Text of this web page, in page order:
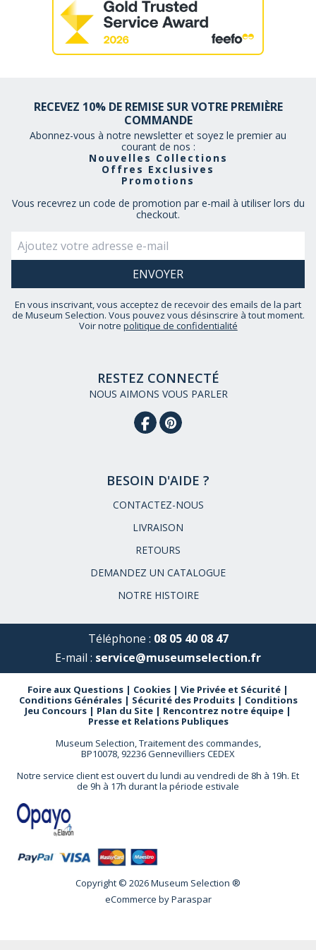
RECEVEZ 10% DE REMISE SUR VOTRE PREMIÈRE
COMMANDE
Abonnez-vous à notre newsletter et soyez le premier au
courant de nos :
Nouvelles Collections
Offres Exclusives
Promotions
Vous recevrez un code de promotion par e-mail à utiliser lors du
checkout.
En vous inscrivant, vous acceptez de recevoir des emails de la part
de Museum Selection. Vous pouvez vous désinscrire à tout moment.
Voir notre politique de confidentialité
RESTEZ CONNECTÉ
NOUS AIMONS VOUS PARLER
BESOIN D'AIDE ?
CONTACTEZ-NOUS
LIVRAISON
RETOURS
DEMANDEZ UN CATALOGUE
NOTRE HISTOIRE
Téléphone : 08 05 40 08 47
E-mail : service@museumselection.fr
Foire aux Questions | Cookies | Vie Privée et Sécurité |
Conditions Générales| Sécurité des Produits| Conditions
Jeu Concours | Plan du Site | Rencontrez notre équipe |
Presse et Relations Publiques
Museum Selection, Traitement des commandes,
BP10078, 92236 Gennevilliers CEDEX
Notre service client est ouvert du lundi au vendredi de 8h à 19h. Et
de 9h à 17h durant la période estivale
Copyright © 2026 Museum Selection ®
eCommerce byParaspar